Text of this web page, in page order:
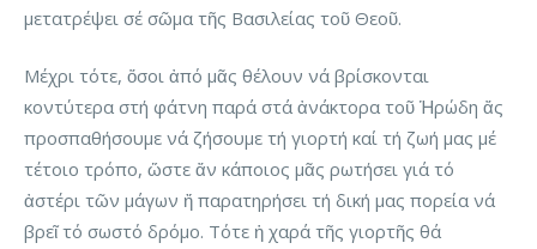
μετατρέψει σέ σῶμα τῆς Βασιλείας τοῦ Θεοῦ.
Μέχρι τότε, ὅσοι ἀπό μᾶς θέλουν νά βρίσκονται
κοντύτερα στή φάτνη παρά στά ἀνάκτορα τοῦ Ἡρώδη ἄς
προσπαθήσουμε νά ζήσουμε τή γιορτή καί τή ζωή μας μέ
τέτοιο τρόπο, ὥστε ἄν κάποιος μᾶς ρωτήσει γιά τό
ἀστέρι τῶν μάγων ἤ παρατηρήσει τή δική μας πορεία νά
βρεῖ τό σωστό δρόμο. Τότε ἡ χαρά τῆς γιορτῆς θά